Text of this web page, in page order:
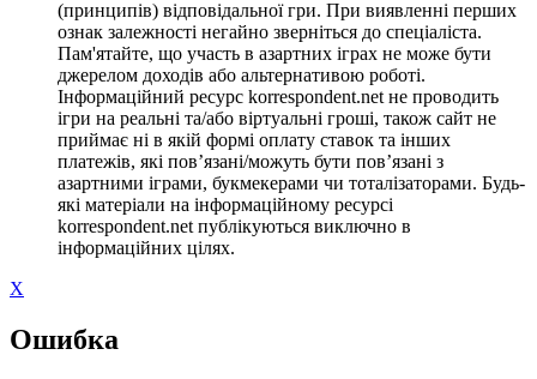
(принципів) відповідальної гри. При виявленні перших
ознак залежності негайно зверніться до спеціаліста.
Пам'ятайте, що участь в азартних іграх не може бути
джерелом доходів або альтернативою роботі.
Інформаційний ресурс korrespondent.net не проводить
ігри на реальні та/або віртуальні гроші, також сайт не
приймає ні в якій формі оплату ставок та інших
платежів, які пов’язані/можуть бути пов’язані з
азартними іграми, букмекерами чи тоталізаторами. Будь-
які матеріали на інформаційному ресурсі
korrespondent.net публікуються виключно в
інформаційних цілях.
X
Ошибка